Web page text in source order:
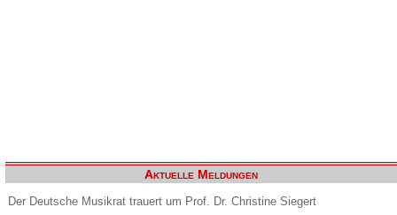
Aktuelle Meldungen
Der Deutsche Musikrat trauert um Prof. Dr. Christine Siegert